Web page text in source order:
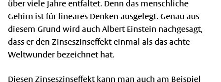
über viele Jahre entfaltet. Denn das menschliche
Gehirn ist für lineares Denken ausgelegt. Genau aus
diesem Grund wird auch Albert Einstein nachgesagt,
dass er den Zinseszinseffekt einmal als das achte
Weltwunder bezeichnet hat.
Diesen Zinseszinseffekt kann man auch am Beispiel